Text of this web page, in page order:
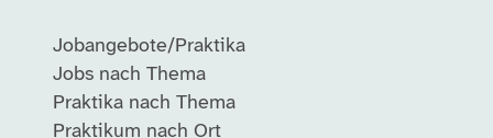
Jobangebote/Praktika
Jobs nach Thema
Praktika nach Thema
Praktikum nach Ort